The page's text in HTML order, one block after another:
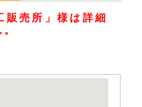
販売所」様は詳細